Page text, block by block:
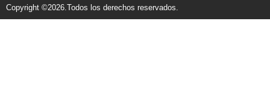
Copyright ©2026.Todos los derechos reservados.